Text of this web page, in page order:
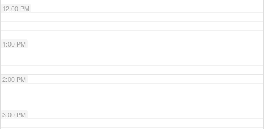
12:00 PM
1:00 PM
2:00 PM
3:00 PM